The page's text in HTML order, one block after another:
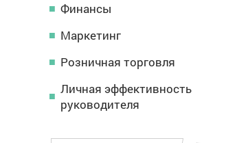
Финансы
Маркетинг
Розничная торговля
Личная эффективность
руководителя